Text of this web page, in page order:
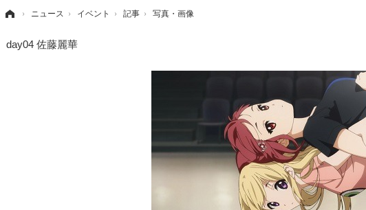
› ニュース › イベント › 記事 › 写真・画像
day04 佐藤麗華